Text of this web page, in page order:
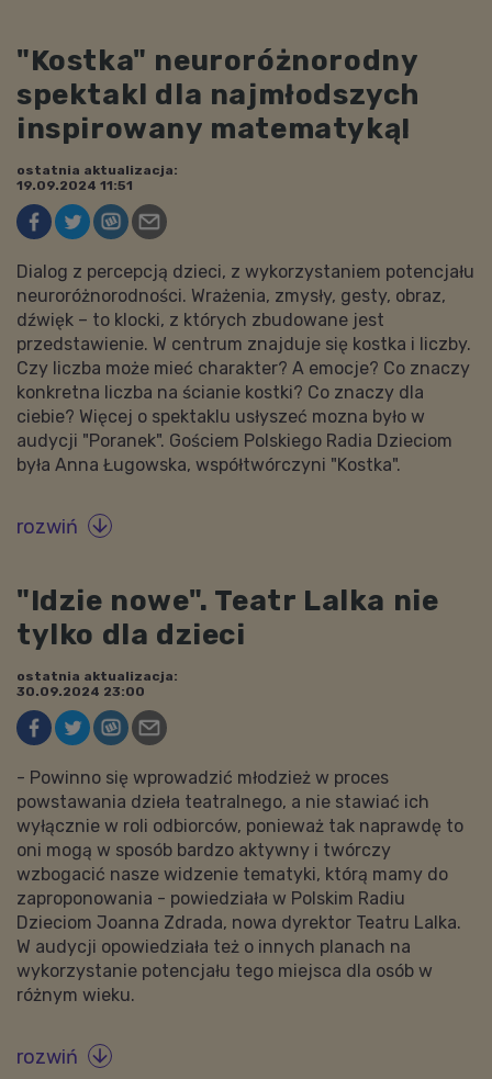
"Kostka" neuroróżnorodny
spektakl dla najmłodszych
inspirowany matematyką!
ostatnia aktualizacja:
19.09.2024 11:51
Dialog z percepcją dzieci, z wykorzystaniem potencjału
neuroróżnorodności. Wrażenia, zmysły, gesty, obraz,
dźwięk – to klocki, z których zbudowane jest
przedstawienie. W centrum znajduje się kostka i liczby.
Czy liczba może mieć charakter? A emocje? Co znaczy
konkretna liczba na ścianie kostki? Co znaczy dla
ciebie? Więcej o spektaklu usłyszeć mozna było w
audycji "Poranek". Gościem Polskiego Radia Dzieciom
była Anna Ługowska, współtwórczyni "Kostka".
rozwiń 
"Idzie nowe". Teatr Lalka nie
tylko dla dzieci
ostatnia aktualizacja:
30.09.2024 23:00
- Powinno się wprowadzić młodzież w proces
powstawania dzieła teatralnego, a nie stawiać ich
wyłącznie w roli odbiorców, ponieważ tak naprawdę to
oni mogą w sposób bardzo aktywny i twórczy
wzbogacić nasze widzenie tematyki, którą mamy do
zaproponowania - powiedziała w Polskim Radiu
Dzieciom Joanna Zdrada, nowa dyrektor Teatru Lalka.
W audycji opowiedziała też o innych planach na
wykorzystanie potencjału tego miejsca dla osób w
różnym wieku.
rozwiń 